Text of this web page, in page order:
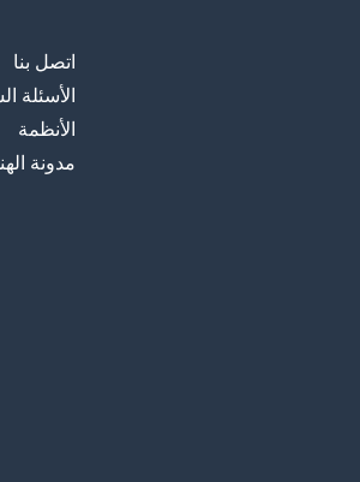
اتصل بنا
الأسئلة
الأنظمة
مدونة